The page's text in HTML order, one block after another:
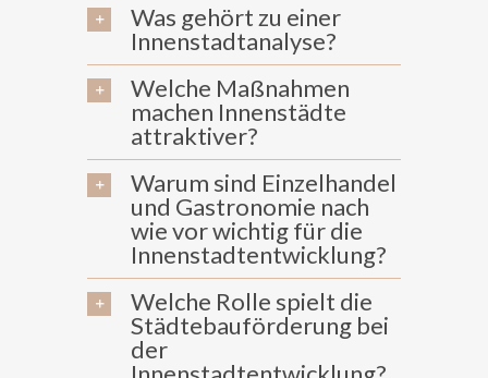
Was gehört zu einer
Innenstadtanalyse?
Welche Maßnahmen
machen Innenstädte
attraktiver?
Warum sind Einzelhandel
und Gastronomie nach
wie vor wichtig für die
Innenstadtentwicklung?
Welche Rolle spielt die
Städtebauförderung bei
der